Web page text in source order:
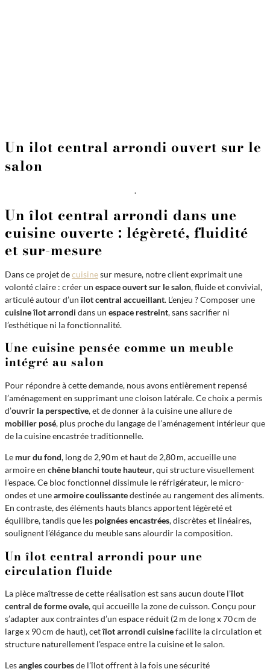
Un ilot central arrondi ouvert sur le
salon
.
Un îlot central arrondi dans une
cuisine ouverte : légèreté, fluidité
et sur-mesure
Dans ce projet decuisinesur mesure, notre client exprimait une
volonté claire : créer un espace ouvert sur le salon, fluide et convivial,
articulé autour d’unîlot central accueillant. L’enjeu ? Composer une
cuisine îlot arrondi dans un espace restreint, sans sacrifier ni
l’esthétique ni la fonctionnalité.
Une cuisine pensée comme un meuble
intégré au salon
Pour répondre à cette demande, nous avons entièrement repensé
l’aménagement en supprimant une cloison latérale. Ce choix a permis
d’ouvrir la perspective, et de donner à la cuisine une allure de
mobilier posé, plus proche du langage de l’aménagement intérieur que
de la cuisine encastrée traditionnelle.
Le mur du fond, long de 2,90 m et haut de 2,80 m, accueille une
armoire en chêne blanchi toute hauteur, qui structure visuellement
l’espace. Ce bloc fonctionnel dissimule le réfrigérateur, le micro-
ondes et unearmoire coulissantedestinée au rangement des aliments.
En contraste, des éléments hauts blancs apportent légèreté et
équilibre, tandis que les poignées encastrées, discrètes et linéaires,
soulignent l’élégance du meuble sans alourdir la composition.
Un îlot central arrondi pour une
circulation fluide
La pièce maîtresse de cette réalisation est sans aucun doute l’îlot
central de forme ovale, qui accueille la zone de cuisson. Conçu pour
s’adapter aux contraintes d’un espace réduit (2 m de long x 70 cm de
large x 90 cm de haut), cetîlot arrondi cuisinefacilite la circulation et
structure naturellement l’espace entre la cuisine et le salon.
Lesangles courbesde l’îlot offrent à la fois une sécurité